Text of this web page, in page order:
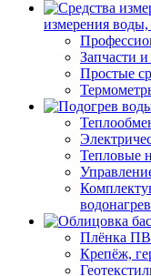
измерения
Запчасти
Простые
Тепловые
Плёнка
Крепёж,